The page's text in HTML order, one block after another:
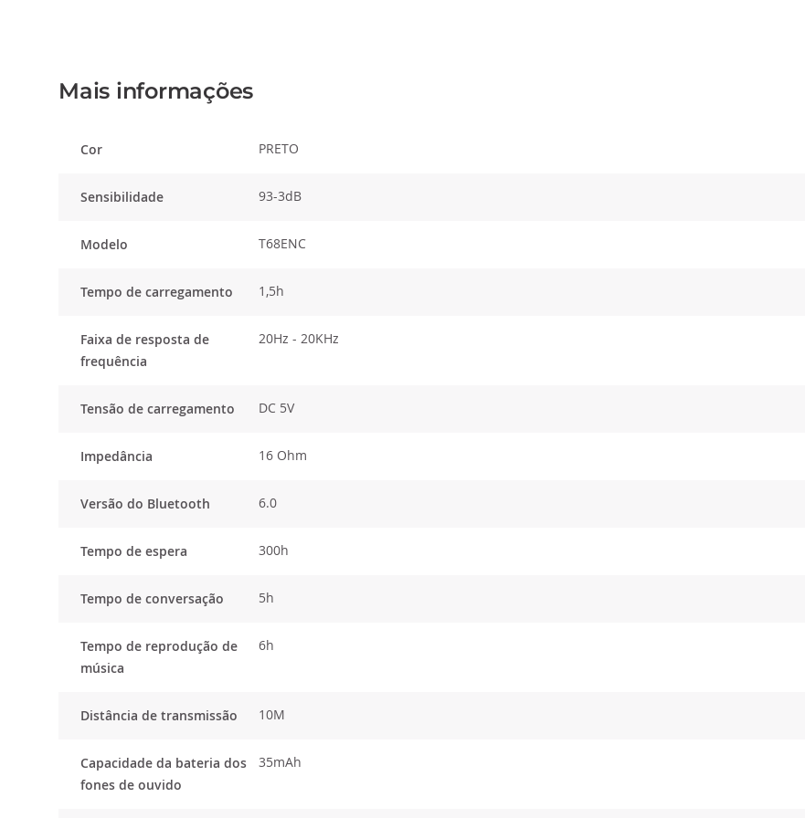
da
imagens
Mais informações
Cor PRETO
Sensibilidade 93-3dB
Modelo T68ENC
Tempo de carregamento 1,5h
Faixa de resposta de
frequência
20Hz - 20KHz
Tensão de carregamento DC 5V
Impedância 16 Ohm
Versão do Bluetooth 6.0
Tempo de espera 300h
Tempo de conversação 5h
Tempo de reprodução de
música
6h
Distância de transmissão 10M
Capacidade da bateria dos
fones de ouvido
35mAh